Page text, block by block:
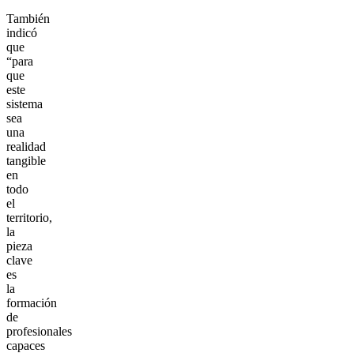
También
indicó
que
“para
que
este
sistema
sea
una
realidad
tangible
en
todo
el
territorio,
la
pieza
clave
es
la
formación
de
profesionales
capaces